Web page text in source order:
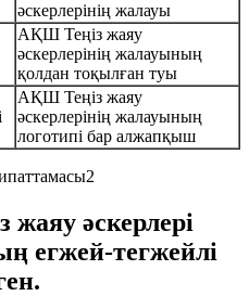
әскерлерінің жалауы
АҚШ Теңіз жаяу
әскерлерінің жалауының
қолдан тоқылған туы
АҚШ Теңіз жаяу
әскерлерінің жалауының
логотипі бар алжапқыш
әскерлері
егжей-тегжейлі